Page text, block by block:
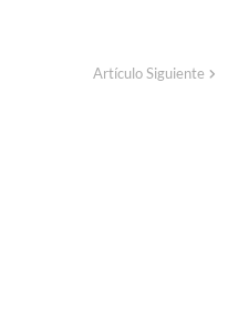
Artículo Siguiente